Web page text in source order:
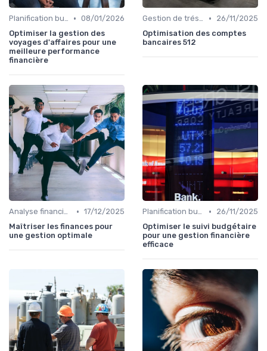
Planification budgétaire • 08/01/2026
Optimiser la gestion des
voyages d'affaires pour une
meilleure performance
financière
Gestion de trésorerie •
26/11/2025
Optimisation des comptes
bancaires 512
Analyse financière • 17/12/2025
Maîtriser les finances pour
une gestion optimale
Planification budgétaire •
26/11/2025
Optimiser le suivi budgétaire
pour une gestion financière
efficace